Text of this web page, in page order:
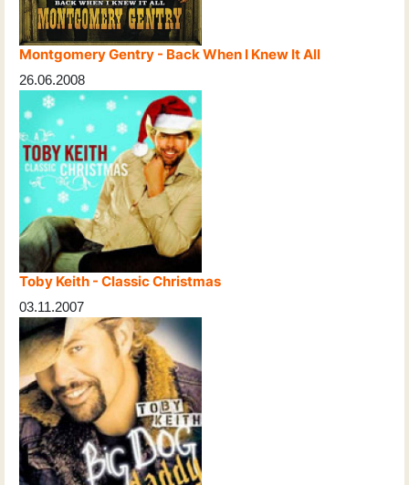
Montgomery Gentry - Back When I Knew It All
26.06.2008
Toby Keith - Classic Christmas
03.11.2007